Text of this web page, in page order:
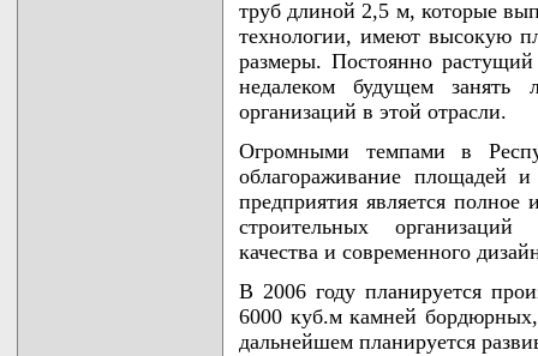
труб длиной 2,5 м, которые
технологии, имеют высокую
размеры. Постоянно
недалеком будущем занять
организаций в этой отрасли.
Огромными темпами в
облагораживание площадей
предприятия является полное
строительных организаций
качества и современного
В 2006 году планируется
6000 куб.м камней
дальнейшем планируется